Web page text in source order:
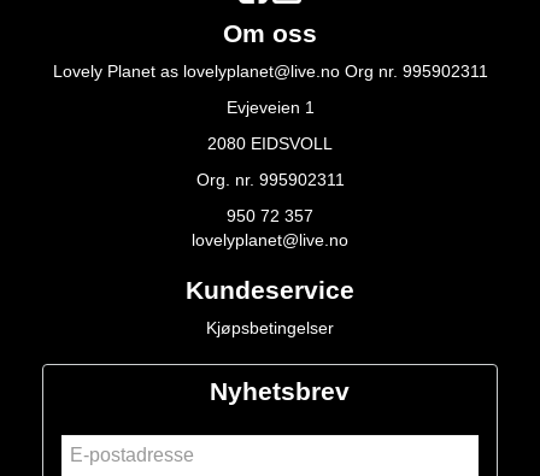
Om oss
Lovely Planet as lovelyplanet@live.no Org nr. 995902311
Evjeveien 1
2080 EIDSVOLL
Org. nr. 995902311
950 72 357
lovelyplanet@live.no
Kundeservice
Kjøpsbetingelser
Nyhetsbrev